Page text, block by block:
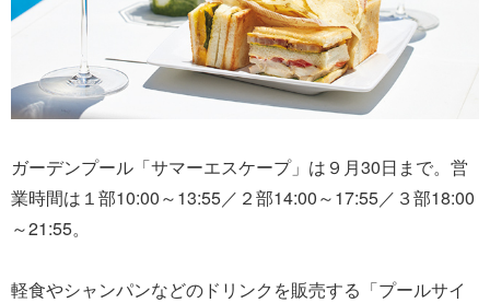
ガーデンプール「サマーエスケープ」は９月30日まで。営
業時間は１部10:00～13:55／２部14:00～17:55／３部18:00
～21:55。
軽食やシャンパンなどのドリンクを販売する「プールサイ